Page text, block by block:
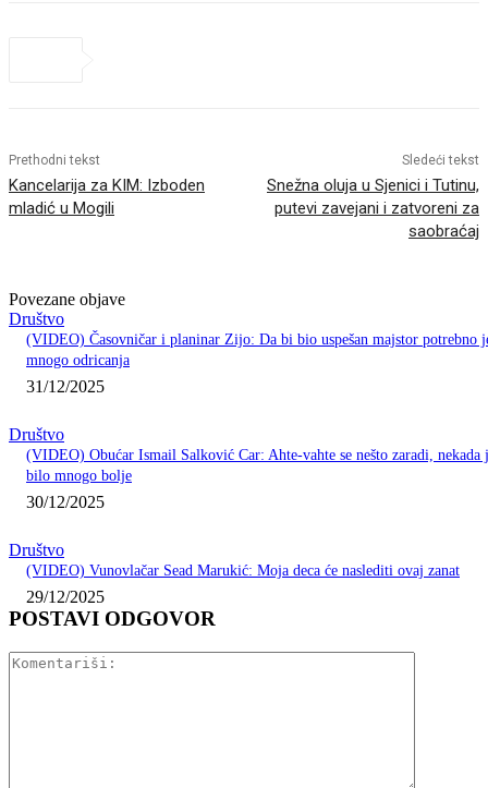
Prethodni tekst
Kancelarija za KIM: Izboden
mladić u Mogili
Sledeći tekst
Snežna oluja u Sjenici i Tutinu,
putevi zavejani i zatvoreni za
saobraćaj
Povezane objave
Društvo
(VIDEO) Časovničar i planinar Zijo: Da bi bio uspešan majstor potrebno
mnogo odricanja
31/12/2025
Društvo
(VIDEO) Obućar Ismail Salković Car: Ahte-vahte se nešto zaradi, nekada
bilo mnogo bolje
30/12/2025
Društvo
(VIDEO) Vunovlačar Sead Marukić: Moja deca će naslediti ovaj zanat
29/12/2025
POSTAVI ODGOVOR